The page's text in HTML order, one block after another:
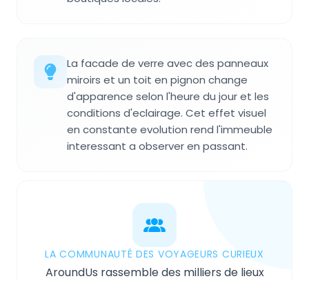
La facade de verre avec des panneaux
miroirs et un toit en pignon change
d'apparence selon l'heure du jour et les
conditions d'eclairage. Cet effet visuel
en constante evolution rend l'immeuble
interessant a observer en passant.
LA COMMUNAUTÉ DES VOYAGEURS CURIEUX
AroundUs rassemble des milliers de lieux